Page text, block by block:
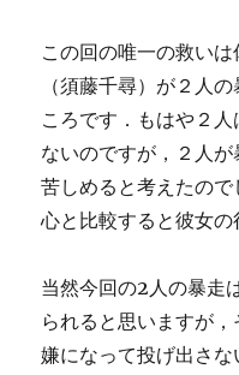
この回の唯一の救い
（須藤千尋）が２人
ころです．もはや２
ないのですが，２人
苦しめると考えたの
心と比較すると彼女の
当然今回の2人の暴走
られると思いますが，
嫌になって投げ出さ